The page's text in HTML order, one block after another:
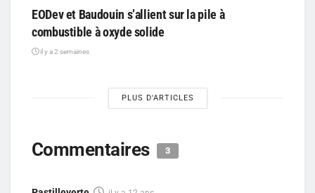
EODev et Baudouin s’allient sur la pile à
combustible à oxyde solide
il y a 2 semaines
PLUS D'ARTICLES
Commentaires 3